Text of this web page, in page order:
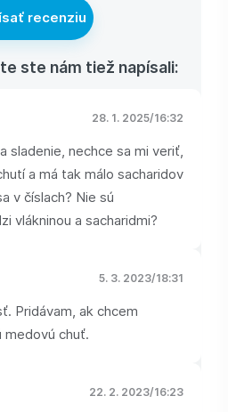
recenziu
ste nám tiež napísali:
28. 1. 2025/16:32
sladenie, nechce sa mi veriť,
a má tak málo sacharidov
v číslach? Nie sú
vlákninou a sacharidmi?
5. 3. 2023/18:31
Pridávam, ak chcem
medovú chuť.
22. 2. 2023/16:23